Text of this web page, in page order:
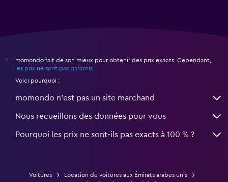
*
momondo fait de son mieux pour obtenir des prix exacts. Cependant,
les prix ne sont pas garantis
Voici pourquoi :
momondo n'est pas un site marchand
Nous recueillons des données pour vous
Pourquoi les prix ne sont-ils pas exacts à 100 % ?
Voitures
Location de voitures aux Émirats arabes unis